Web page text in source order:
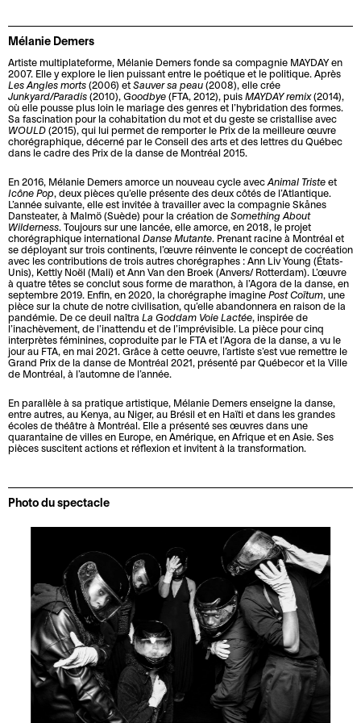
e
s
s
a
l
l
e
P
o
l
i
t
i
q
u
e
d
c
o
n
i
d
t
d
i
s
t
i
n
c
t
i
o
n
s
D
a
n
s
l
s
m
é
i
a
C
h
è
q
u
e
s
-
c
a
d
e
a
u
x
n
s
g
r
e
s
s
i
o
n
A
p
p
e
l
à
p
r
j
e
t
v
r
e
s
e
s
F
a
i
t
e
s
u
n
d
o
n
C
o
n
t
i
b
u
z
à
Mélanie Demers
Artiste multiplateforme, Mélanie Demers fonde sa compagnie MAYDAY en
2007. Elle y explore le lien puissant entre le poétique et le politique. Après
Les Angles morts (2006) et Sauver sa peau (2008), elle crée
Junkyard/Paradis (2010), Goodbye (FTA, 2012), puis MAYDAY remix(2014),
où elle pousse plus loin le mariage des genres et l’hybridation des formes.
Sa fascination pour la cohabitation du mot et du geste se cristallise avec
WOULD (2015), qui lui permet de remporter le Prix de la meilleure œuvre
chorégraphique, décerné par le Conseil des arts et des lettres du Québec
dans le cadre des Prix de la danse de Montréal 2015.
En 2016, Mélanie Demers amorce un nouveau cycle avecAnimal Triste et
Icône Pop, deux pièces qu’elle présente des deux côtés de l’Atlantique.
L’année suivante, elle est invitée à travailler avec la compagnie Skånes
Dansteater, à Malmö (Suède) pour la création de Something About
Wilderness. Toujours sur une lancée, elle amorce, en 2018, le projet
chorégraphique international Danse Mutante. Prenant racine à Montréal et
se déployant sur trois continents, l’œuvre réinvente le concept de cocréation
avec les contributions de trois autres chorégraphes : Ann Liv Young (États-
Unis), Kettly Noël (Mali) et Ann Van den Broek (Anvers/ Rotterdam). L’œuvre
à quatre têtes se conclut sous forme de marathon, à l’Agora de la danse, en
septembre 2019. Enfin, en 2020, la chorégraphe imagine Post Coïtum, une
pièce sur la chute de notre civilisation, qu’elle abandonnera en raison de la
pandémie. De ce deuil naîtra La Goddam Voie Lactée, inspirée de
l’inachèvement, de l’inattendu et de l’imprévisible. La pièce pour cinq
interprètes féminines, coproduite par le FTA et l’Agora de la danse, a vu le
jour au FTA, en mai 2021. Grâce à cette oeuvre, l’artiste s’est vue remettre le
Grand Prix de la danse de Montréal 2021, présenté par Québecor et la Ville
de Montréal, à l’automne de l’année.
En parallèle à sa pratique artistique, Mélanie Demers enseigne la danse,
entre autres, au Kenya, au Niger, au Brésil et en Haïti et dans les grandes
écoles de théâtre à Montréal. Elle a présenté ses œuvres dans une
quarantaine de villes en Europe, en Amérique, en Afrique et en Asie. Ses
pièces suscitent actions et réflexion et invitent à la transformation.
Photo du spectacle